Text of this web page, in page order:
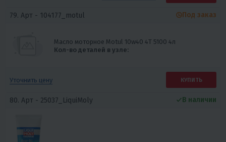
79. Арт - 104177_motul
Масло моторное Motul 10w40 4Т 5100 4л
Кол-во деталей в узле:
Под заказ
Уточнить цену КУПИТЬ
80. Арт - 25037_LiquiMoly В наличии